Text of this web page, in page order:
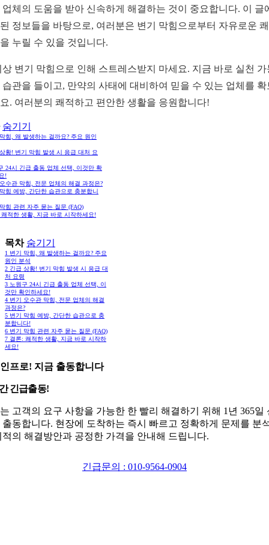
업체의 도움을 받아 신속하게 해결하는 것이 중요합니다. 이 글
정보들을 바탕으로, 여러분은 변기 막힘으로부터 자유로운
누릴 수 있을 것입니다.
상 변기 막힘으로 인해 스트레스받지 마세요. 지금 바로 실천 가
습관을 들이고, 만약의 사태에 대비하여 믿을 수 있는 업체를 확
. 여러분의 쾌적하고 편안한 생활을 응원합니다!
숨기기
힘, 왜 발생하는 걸까요? 주요 원인
황! 변기 막힘 발생 시 응급 대처 요
24시 긴급 출동 업체 선택, 이것만 확
!
수관 막힘, 전문 업체의 해결 과정은?
힘 예방, 간단한 습관으로 충분합니
힘 관련 자주 묻는 질문 (FAQ)
적한 생활, 지금 바로 시작하세요!
목차 숨기기
1 변기 막힘, 왜 발생하는 걸까요? 주요
원인 분석
2 긴급 상황! 변기 막힘 발생 시 응급 대
처 요령
3 노원구 24시 긴급 출동 업체 선택, 이
것만 확인하세요!
4 변기 오수관 막힘, 전문 업체의 해결
과정은?
5 변기 막힘 예방, 간단한 습관으로 충
분합니다!
6 변기 막힘 관련 자주 묻는 질문 (FAQ)
7 결론: 쾌적한 생활, 지금 바로 시작하
세요!
프로! 지금 출동합니다
긴급출동!
고객의 요구 사항을 가능한 한 빨리 해결하기 위해 1년 365일
출동합니다. 현장에 도착하는 즉시 빠르고 정확하게 문제를 분
적의 해결방안과 공정한 가격을 안내해 드립니다.
긴급문의 : 010-9564-0904